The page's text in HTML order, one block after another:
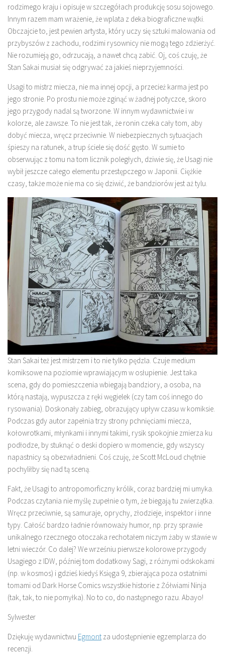
rodzimego kraju i opisuje w szczegółach produkcję sosu sojowego.
Innym razem mam wrażenie, że wplata z deka biograficzne wątki.
Obczajcie to, jest pewien artysta, który uczy się sztuki malowania od
przybyszów z zachodu, rodzimi rysownicy nie mogą tego zdzierżyć.
Nie rozumieją go, odrzucają, a nawet chcą zabić. Oj, coś czuję, że
Stan Sakai musiał się odgrywać za jakieś nieprzyjemności.
Usagi to mistrz miecza, nie ma innej opcji, a przecież karma jest po
jego stronie. Po prostu nie może zginąć w żadnej potyczce, skoro
jego przygody nadal są tworzone. W innym wydawnictwie i w
kolorze, ale zawsze. To nie jest tak, że ronin czeka cały tom, aby
dobyć miecza, wręcz przeciwnie. W niebezpiecznych sytuacjach
śpieszy na ratunek, a trup ściele się dość gęsto. W sumie to
obserwując z tomu na tom licznik poległych, dziwie się, że Usagi nie
wybił jeszcze całego elementu przestępczego w Japonii. Ciężkie
czasy, także może nie ma co się dziwić, że bandziorów jest aż tylu.
Stan Sakai też jest mistrzem i to nie tylko pędzla. Czuje medium
komiksowe na poziomie wprawiającym w osłupienie. Jest taka
scena, gdy do pomieszczenia wbiegają bandziory, a osoba, na
którą nastają, wypuszcza z ręki węgielek (czy tam coś innego do
rysowania). Doskonały zabieg, obrazujący upływ czasu w komiksie.
Podczas gdy autor zapełnia trzy strony pchnięciami miecza,
kołowrotkami, młynkami i innymi takimi, rysik spokojnie zmierza ku
podłodze, by stuknąć o deski dopiero w momencie, gdy wszyscy
napastnicy są obezwładnieni. Coś czuję, że Scott McLoud chętnie
pochyliłby się nad tą sceną.
Fakt, że Usagi to antropomorficzny królik, coraz bardziej mi umyka.
Podczas czytania nie myślę zupełnie o tym, że biegają tu zwierzątka.
Wręcz przeciwnie, są samuraje, oprychy, złodzieje, inspektor i inne
typy. Całość bardzo ładnie równoważy humor, np. przy sprawie
unikalnego rzecznego otoczaka rechotałem niczym żaby w stawie w
letni wieczór. Co dalej? We wrześniu pierwsze kolorowe przygody
Usagiego z IDW, później tom dodatkowy Sagi, z różnymi odskokami
(np. w kosmos) i gdzieś kiedyś Księga 9, zbierająca poza ostatnimi
tomami od Dark Horse Comics wszystkie historie z Żółwiami Ninja
(tak, tak, to nie pomyłka). No to co, do następnego razu. Abayo!
Sylwester
Dziękuję wydawnictwu Egmont za udostępnienie egzemplarza do
recenzji.